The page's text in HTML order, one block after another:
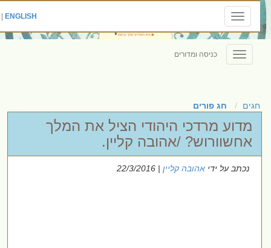
Toggle
navigation
ENGLISH
|
Toggle
navigation
כניסה ומדורים
חגים חג פורים
מדוע מרדכי היהודי הציל את המלך
אחשוורוש? /אהובה קליין.
נכתב על ידיאהובה קליין| 22/3/2016